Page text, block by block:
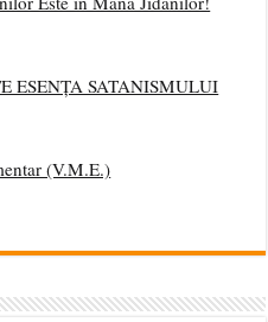
ESENȚA SATANISMULUI
(V.M.E.)